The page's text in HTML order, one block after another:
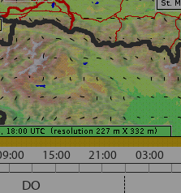
15:00 21:00 03:00
DO